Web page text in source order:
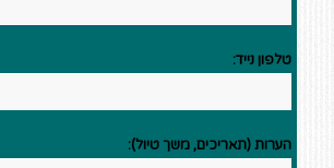
טלפון נייד:
הערות (תאריכים, משך טיול):